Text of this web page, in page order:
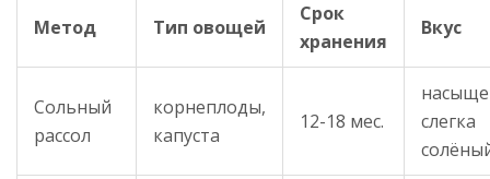
Метод Тип овощей
Срок
хранения
Вкус
Сольный
рассол
корнеплоды,
капуста
12-18 мес.
слегка